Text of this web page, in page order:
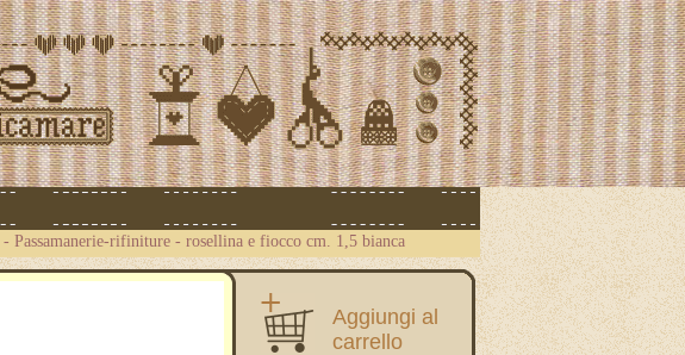
- Passamanerie-rifiniture - rosellina e fiocco cm. 1,5 bianca
Aggiungi al
carrello